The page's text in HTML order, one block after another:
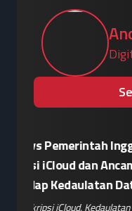
Patroli Siber
Kampanye
Jelang 17 Agustus
Tags:Disinformasi